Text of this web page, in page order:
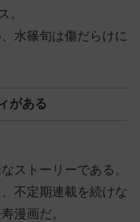
。
水篠旬は傷だらけに
がある
ストーリーである。
不定期連載を続けな
漫画だ。